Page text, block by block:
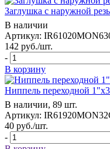
Заглушка с наружной
В наличии
Артикул:
142 руб./шт.
-
В корзину
Ниппель переходной
В наличии, 89 шт.
Артикул:
40 руб./шт.
-